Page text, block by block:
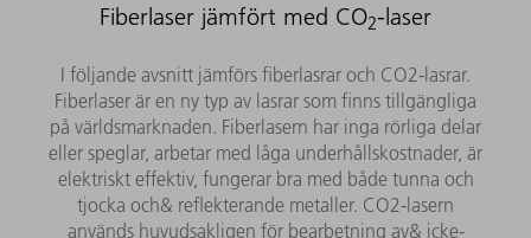
Fiberlaser jämfört med CO2-laser
I följande avsnitt jämförs fiberlasrar och CO2-lasrar.
Fiberlaser är en ny typ av lasrar som finns tillgängliga
på världsmarknaden. Fiberlasern har inga rörliga delar
eller speglar, arbetar med låga underhållskostnader, är
elektriskt effektiv, fungerar bra med både tunna och
tjocka och& reflekterande metaller. CO2-lasern
används huvudsakligen för bearbetning av& icke-